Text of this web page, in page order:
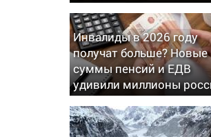
Инвалиды в 2026 году
получат больше? Новые
суммы пенсий и ЕДВ
удивили миллионы